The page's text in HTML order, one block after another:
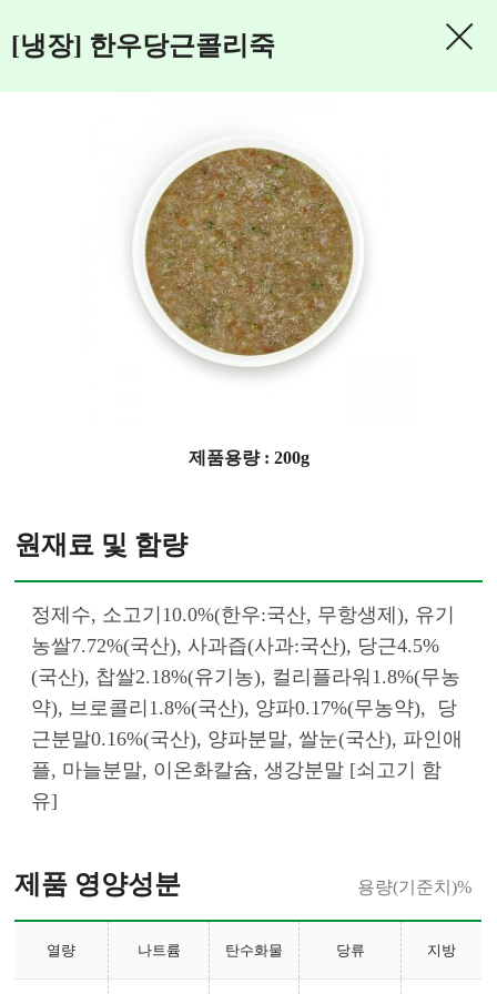
[냉장] 한우당근콜리죽
제품용량 : 200g
원재료 및 함량
정제수, 소고기10.0%(한우:국산, 무항생제), 유기
농쌀7.72%(국산), 사과즙(사과:국산), 당근4.5%
(국산), 찹쌀2.18%(유기농), 컬리플라워1.8%(무농
약), 브로콜리1.8%(국산), 양파0.17%(무농약),  당
근분말0.16%(국산), 양파분말, 쌀눈(국산), 파인애
플, 마늘분말, 이온화칼슘, 생강분말 [쇠고기 함
제품 영양성분 용량(기준치)%
열량 나트륨 탄수화물 당류 지방